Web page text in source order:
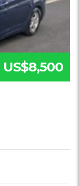
US$8,500